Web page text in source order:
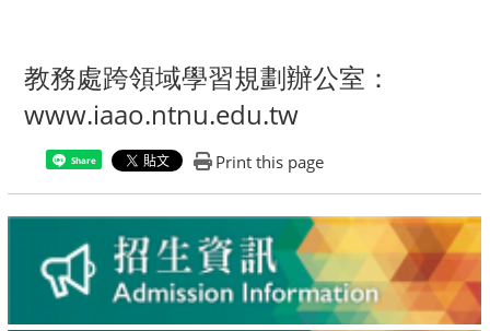
教務處跨領域學習規劃辦公室：
www.iaao.ntnu.edu.tw
Share Print this page